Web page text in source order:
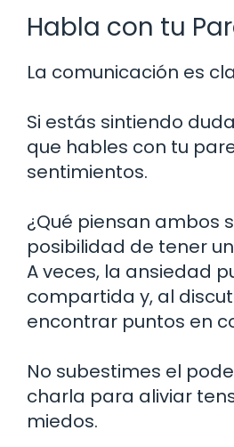
Habla con tu
La comunicación es
Si estás sintiendo
que hables con tu
sentimientos.
¿Qué piensan ambos
posibilidad de tener
A veces, la ansiedad
compartida y, al
encontrar puntos en
No subestimes el
charla para aliviar
miedos.